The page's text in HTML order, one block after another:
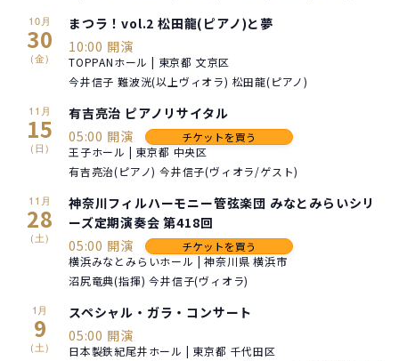
10月
30
(金)
まつラ！vol.2 松田龍(ピアノ)と夢
10:00 開演
TOPPANホール | 東京都 文京区
今井信子 難波洸(以上ヴィオラ) 松田龍(ピアノ)
11月
15
(日)
有吉亮治 ピアノリサイタル
05:00 開演
チケットを買う
王子ホール | 東京都 中央区
有吉亮治(ピアノ) 今井信子(ヴィオラ/ゲスト)
11月
28
(土)
神奈川フィルハーモニー管弦楽団 みなとみらいシリ
ーズ定期演奏会 第418回
05:00 開演
チケットを買う
横浜みなとみらいホール | 神奈川県 横浜市
沼尻竜典(指揮) 今井信子(ヴィオラ)
1月
9
(土)
スペシャル・ガラ・コンサート
05:00 開演
日本製鉄紀尾井ホール | 東京都 千代田区